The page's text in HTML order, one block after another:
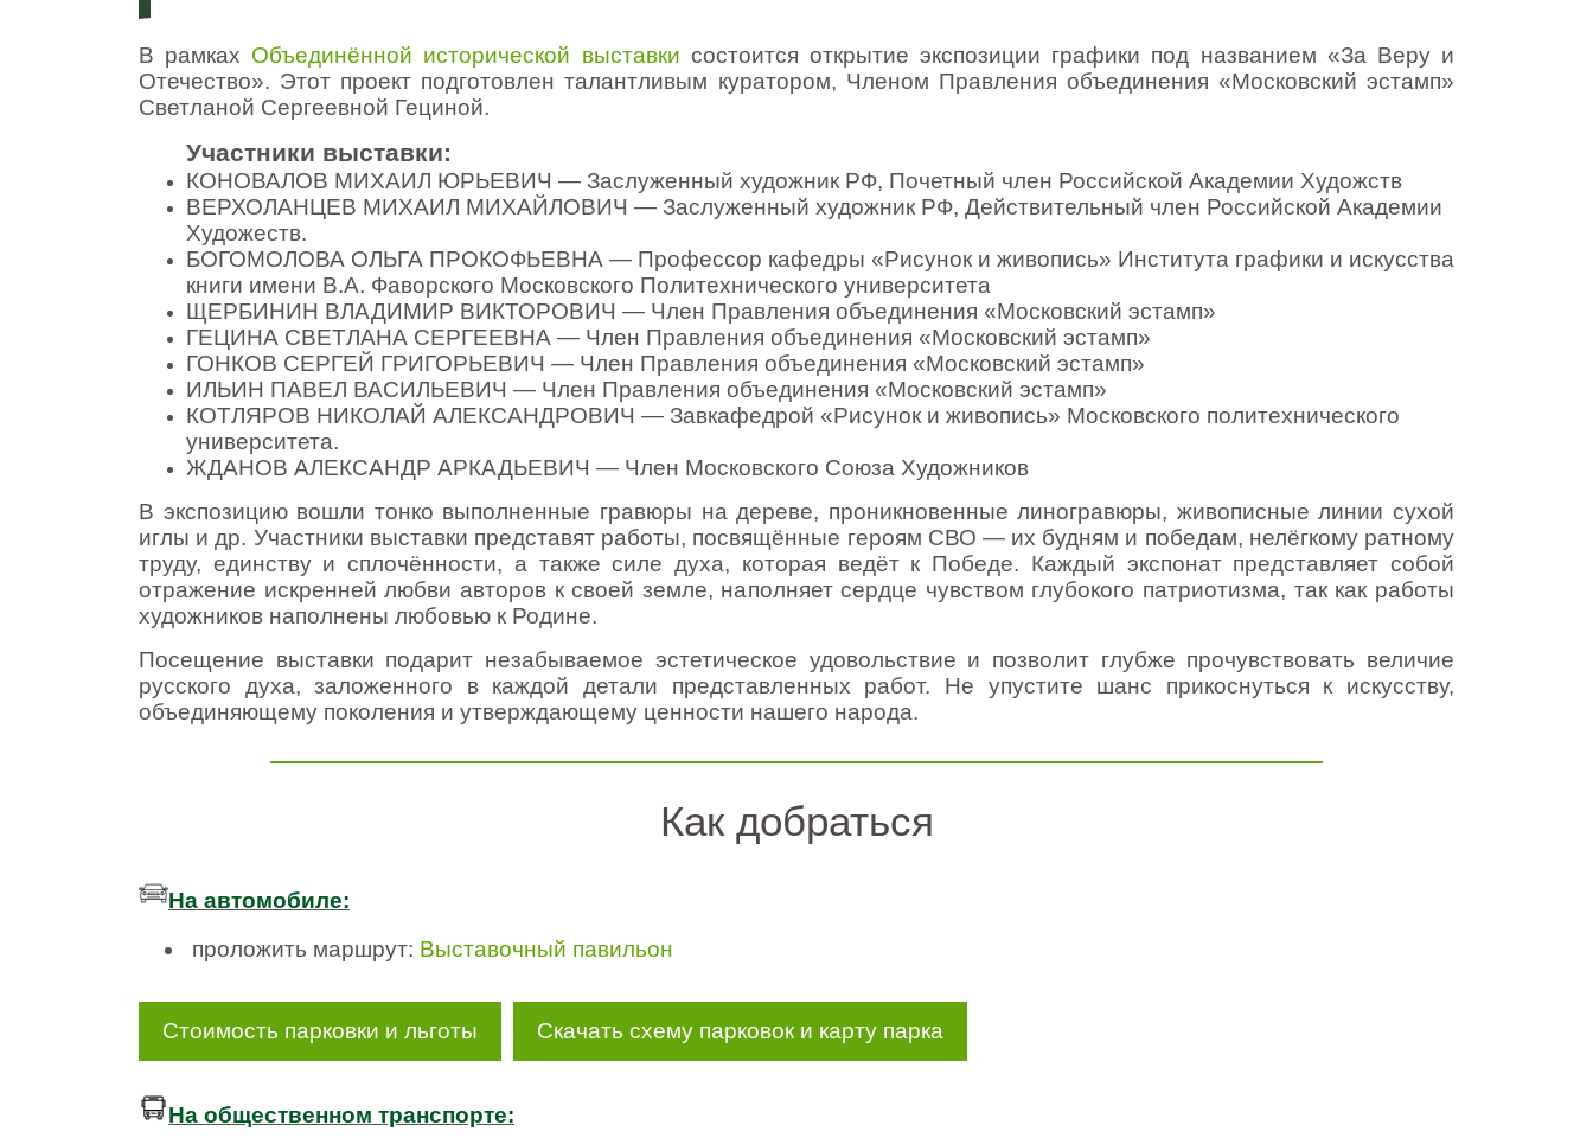
В рамках Объединённой исторической выставки состоится открытие экспозиции графики под названием «За Веру и
Отечество». Этот проект подготовлен талантливым куратором, Членом Правления объединения «Московский эстамп»
Светланой Сергеевной Гециной.
Участники выставки:
КОНОВАЛОВ МИХАИЛ ЮРЬЕВИЧ — Заслуженный художник РФ, Почетный член Российской Академии Художств
ВЕРХОЛАНЦЕВ МИХАИЛ МИХАЙЛОВИЧ — Заслуженный художник РФ, Действительный член Российской Академии
Художеств.
БОГОМОЛОВА ОЛЬГА ПРОКОФЬЕВНА — Профессор кафедры «Рисунок и живопись» Института графики и искусства
книги имени В.А. Фаворского Московского Политехнического университета
ЩЕРБИНИН ВЛАДИМИР ВИКТОРОВИЧ — Член Правления объединения «Московский эстамп»
ГЕЦИНА СВЕТЛАНА СЕРГЕЕВНА — Член Правления объединения «Московский эстамп»
ГОНКОВ СЕРГЕЙ ГРИГОРЬЕВИЧ — Член Правления объединения «Московский эстамп»
ИЛЬИН ПАВЕЛ ВАСИЛЬЕВИЧ — Член Правления объединения «Московский эстамп»
КОТЛЯРОВ НИКОЛАЙ АЛЕКСАНДРОВИЧ — Завкафедрой «Рисунок и живопись» Московского политехнического
университета.
ЖДАНОВ АЛЕКСАНДР АРКАДЬЕВИЧ — Член Московского Союза Художников
В экспозицию вошли тонко выполненные гравюры на дереве, проникновенные линогравюры, живописные линии сухой
иглы и др. Участники выставки представят работы, посвящённые героям СВО — их будням и победам, нелёгкому ратному
труду, единству и сплочённости, а также силе духа, которая ведёт к Победе. Каждый экспонат представляет собой
отражение искренней любви авторов к своей земле, наполняет сердце чувством глубокого патриотизма, так как работы
художников наполнены любовью к Родине.
Посещение выставки подарит незабываемое эстетическое удовольствие и позволит глубже прочувствовать величие
русского духа, заложенного в каждой детали представленных работ. Не упустите шанс прикоснуться к искусству,
объединяющему поколения и утверждающему ценности нашего народа.
Как добраться
На автомобиле:
проложить маршрут: Выставочный павильон
Стоимость парковки и льготы Скачать схему парковок и карту парка
На общественном транспорте: